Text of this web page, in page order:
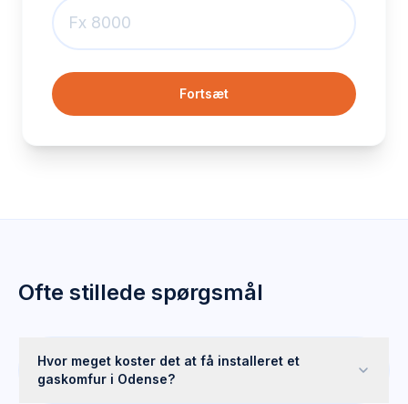
Fortsæt
Ofte stillede spørgsmål
Hvor meget koster det at få installeret et
gaskomfur i Odense?